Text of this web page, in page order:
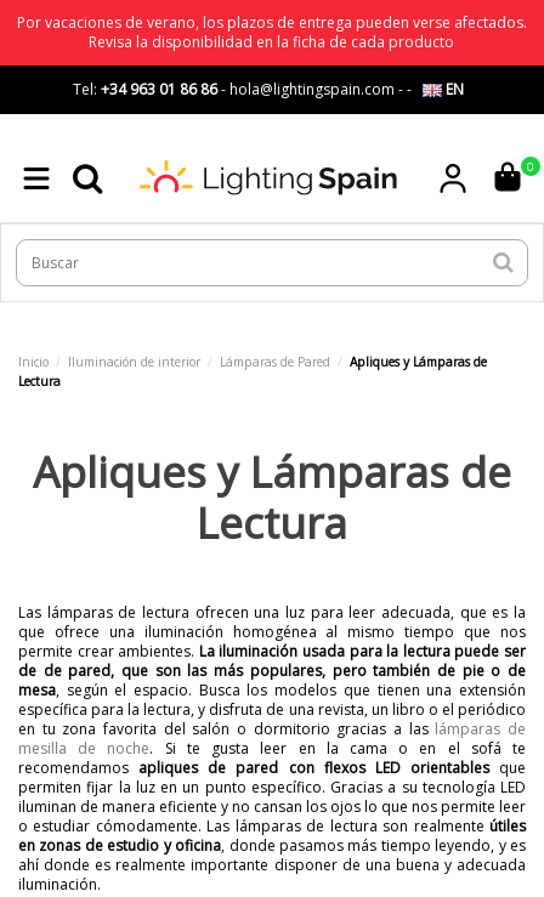
Por vacaciones de verano, los plazos de entrega pueden verse afectados.
Revisa la disponibilidad en la ficha de cada producto
Tel: +34 963 01 86 86-hola@lightingspain.com -- EN
0
Inicio Iluminación de interior Lámparas de Pared
Apliques y Lámparas de
Lectura
Apliques y Lámparas de
Lectura
Las lámparas de lectura ofrecen una luz para leer adecuada, que es la
que ofrece una iluminación homogénea al mismo tiempo que nos
permite crear ambientes. La iluminación usada para la lectura puede ser
de de pared, que son las más populares, pero también de pie o de
mesa, según el espacio. Busca los modelos que tienen una extensión
específica para la lectura, y disfruta de una revista, un libro o el periódico
en tu zona favorita del salón o dormitorio gracias a las lámparas de
mesilla de noche. Si te gusta leer en la cama o en el sofá te
recomendamos apliques de pared con flexos LED orientablesque
permiten fijar la luz en un punto específico. Gracias a su tecnología LED
iluminan de manera eficiente y no cansan los ojos lo que nos permite leer
o estudiar cómodamente. Las lámparas de lectura son realmente útiles
en zonas de estudio y oficina, donde pasamos más tiempo leyendo, y es
ahí donde es realmente importante disponer de una buena y adecuada
iluminación.